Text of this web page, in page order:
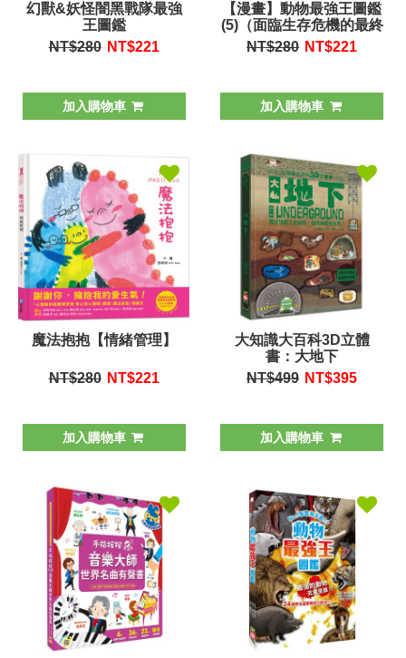
幻獸&妖怪闇黑戰隊最強
王圖鑑
NT$280 NT$221
加入購物車
【漫畫】動物最強王圖鑑
(5)（面臨生存危機的最終
決戰，迎來感動且衝擊的
結局！）
NT$280 NT$221
加入購物車
魔法抱抱【情緒管理】
NT$280 NT$221
加入購物車
大知識大百科3D立體
書：大地下
NT$499 NT$395
加入購物車